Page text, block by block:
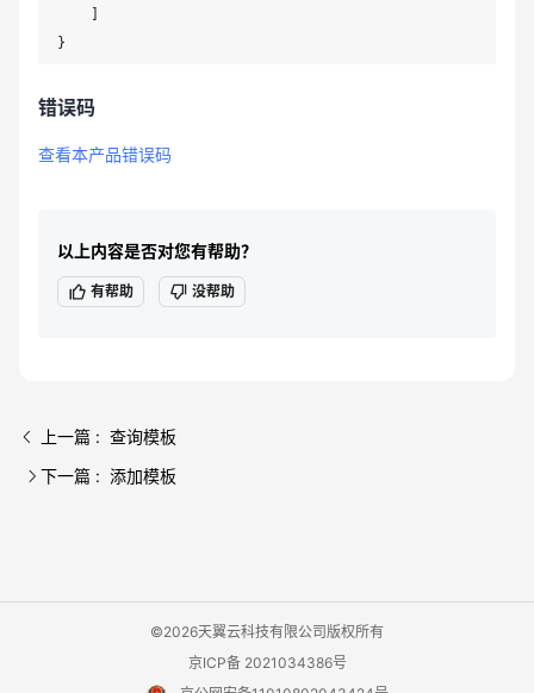
错误码
查看本产品错误码
以上内容是否对您有帮助？
有帮助 没帮助
上一篇 : 查询模板
下一篇 : 添加模板
©2026天翼云科技有限公司版权所有
京ICP备 2021034386号